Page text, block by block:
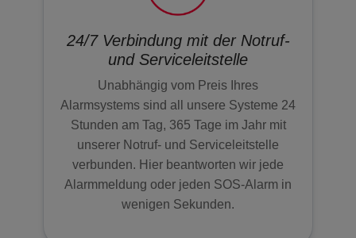
24/7 Verbindung mit der Notruf-
und Serviceleitstelle
Unabhängig vom Preis Ihres
Alarmsystems sind all unsere Systeme 24
Stunden am Tag, 365 Tage im Jahr mit
unserer Notruf- und Serviceleitstelle
verbunden. Hier beantworten wir jede
Alarmmeldung oder jeden SOS-Alarm in
wenigen Sekunden.